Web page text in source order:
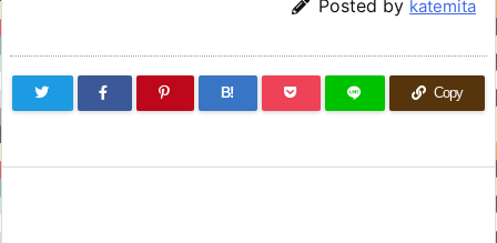
Posted by katemita
B! Copy